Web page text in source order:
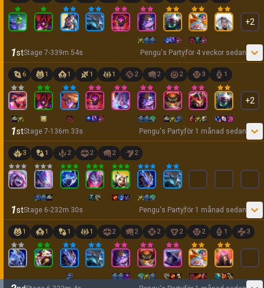
+2
1stStage 7-339m 54s Pengu's Partyför 4 veckor sedan
6 1 1 1 1 2 2 2 3 1
+2
1stStage 7-1 36m 33s Pengu's Partyför 1 månad sedan
3 1 2 2 2 2
1stStage 6-232m 30s Pengu's Partyför 1 månad sedan
1 1 1 1 2 2 2 2 2 1 3